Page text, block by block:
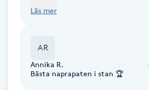
Eyeliner-tatuering
nästan direkt mot mina
Läs mer
AR
Annika R.
Bästa naprapaten i stan 🏆